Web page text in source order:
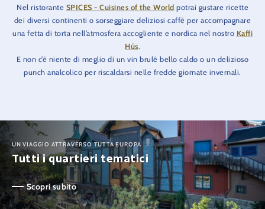
Nel ristorante SPICES - Cuisines of the World potrai gustare ricette
dei diversi continenti o sorseggiare deliziosi caffè per accompagnare
una fetta di torta nell’atmosfera accogliente e nordica nel nostro Kaffi
Hús.
E non c’è niente di meglio di un vin brulé bello caldo o un delizioso
punch analcolico per riscaldarsi nelle fredde giornate invernali.
UN VIAGGIO ATTRAVERSO TUTTA EUROPA
Tutti i quartieri tematici
Scopri subito